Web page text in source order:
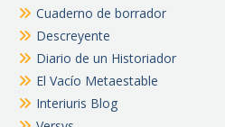
Cuaderno de borrador
Descreyente
Diario de un Historiador
El Vacío Metaestable
Interiuris Blog